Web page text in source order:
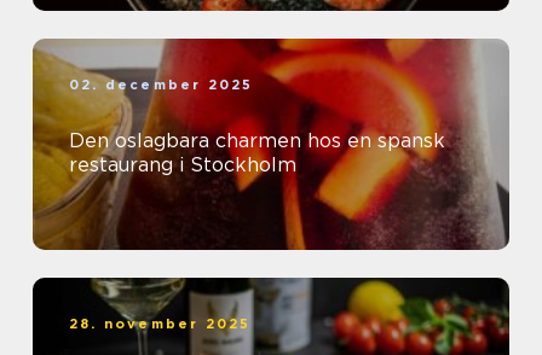
02. december 2025
Den oslagbara charmen hos en spansk
restaurang i Stockholm
28. november 2025